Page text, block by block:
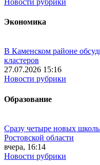
Новости рубрики
Экономика
В Каменском районе
кластеров
27.07.2026 15:16
Новости рубрики
Образование
Сразу четыре новых
Ростовской области
вчера, 16:14
Новости рубрики